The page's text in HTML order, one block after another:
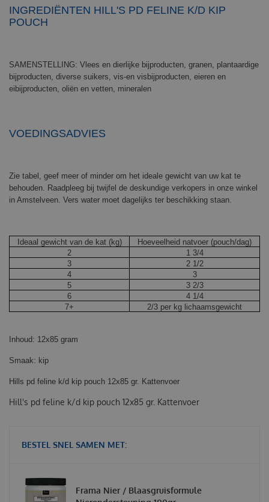
INGREDIËNTEN HILL'S PD FELINE K/D KIP
POUCH
SAMENSTELLING: Vlees en dierlijke bijproducten, granen, plantaardige
bijproducten, diverse suikers, vis-en visbijproducten, eieren en
eibijproducten, oliën en vetten, mineralen
VOEDINGSADVIES
Zie tabel, geef meer of minder om het ideale gewicht van uw kat te
behouden. Raadpleeg bij twijfel de deskundige verkopers in onze winkel
in Amstelveen. Vers water moet dagelijks ter beschikking staan.
Ideaal gewicht van de kat (kg)
Hoeveelheid natvoer (pouch/dag)
2
1 3/4
3
2 1/2
4
3
5
3 2/3
6
4 1/4
7+
2/3 per kg lichaamsgewicht
Inhoud: 12x85 gram
Smaak: kip
Hills pd feline k/d kip pouch 12x85 gr. Kattenvoer
Hill's pd feline k/d kip pouch 12x85 gr. Kattenvoer
BESTEL SNEL SAMEN MET:
Frama Nier / Blaasgruisformule